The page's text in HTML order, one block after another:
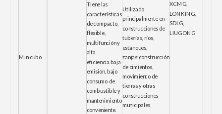
XCMG,
LONKING,
SDLG,
LIUGONG
Minicubo
Tiene las
características
de compacto,
flexible,
multifunción y
alta
eficiencia.baja
emisión, bajo
consumo de
combustible y
mantenimiento
conveniente.
Utilizado
principalmente en
construcciones de
tuberías, ríos,
estanques,
zanjas;construcción
de cimientos,
movimiento de
tierras y otras
construcciones
municipales.